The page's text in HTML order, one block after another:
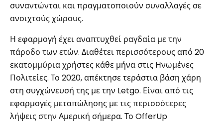
συναντώνται και πραγματοποιούν συναλλαγές σε
ανοιχτούς χώρους.
Η εφαρμογή έχει αναπτυχθεί ραγδαία με την
πάροδο των ετών. Διαθέτει περισσότερους από 20
εκατομμύρια χρήστες κάθε μήνα στις Ηνωμένες
Πολιτείες. Το 2020, απέκτησε τεράστια βάση χάρη
στη συγχώνευσή της με την Letgo. Είναι από τις
εφαρμογές μεταπώλησης με τις περισσότερες
λήψεις στην Αμερική σήμερα. Το OfferUp